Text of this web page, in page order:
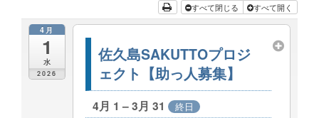
すべて閉じる すべて開く
4月
1
水
2026
佐久島SAKUTTOプロジ
ェクト【助っ人募集】
4月 1 – 3月 31 終日